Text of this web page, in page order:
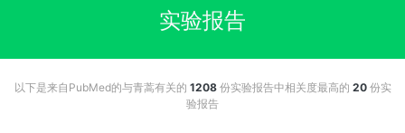
实验报告
以下是来自PubMed的与青蒿有关的 1208份实验报告中相关度最高的 20份实
验报告